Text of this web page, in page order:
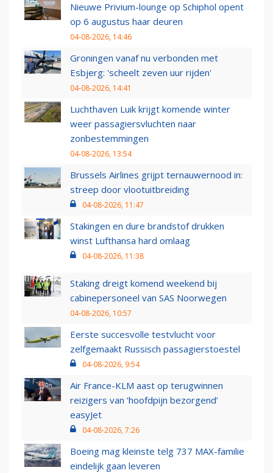
Nieuwe Privium-lounge op Schiphol opent
op 6 augustus haar deuren
04-08-2026, 14:46
Groningen vanaf nu verbonden met
Esbjerg: 'scheelt zeven uur rijden'
04-08-2026, 14:41
Luchthaven Luik krijgt komende winter
weer passagiersvluchten naar
zonbestemmingen
04-08-2026, 13:54
Brussels Airlines grijpt ternauwernood in:
streep door vlootuitbreiding
04-08-2026, 11:47
Stakingen en dure brandstof drukken
winst Lufthansa hard omlaag
04-08-2026, 11:38
Staking dreigt komend weekend bij
cabinepersoneel van SAS Noorwegen
04-08-2026, 10:57
Eerste succesvolle testvlucht voor
zelfgemaakt Russisch passagierstoestel
04-08-2026, 9:54
Air France-KLM aast op terugwinnen
reizigers van ‘hoofdpijn bezorgend’
easyJet
04-08-2026, 7:26
Boeing mag kleinste telg 737 MAX-familie
eindelijk gaan leveren